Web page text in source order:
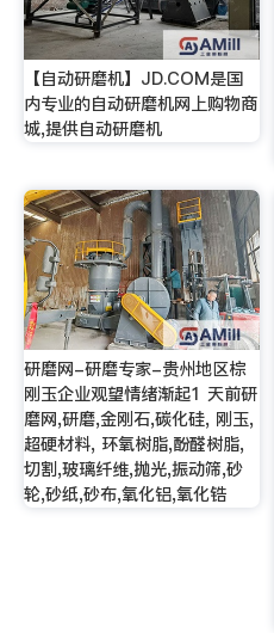
【自动研磨机】JD.COM是国
内专业的自动研磨机网上购物商
城,提供自动研磨机
研磨网-研磨专家-贵州地区棕
刚玉企业观望情绪渐起1 天前研
磨网,研磨,金刚石,碳化硅, 刚玉,
超硬材料, 环氧树脂,酚醛树脂,
切割,玻璃纤维,抛光,振动筛,砂
轮,砂纸,砂布,氧化铝,氧化锆